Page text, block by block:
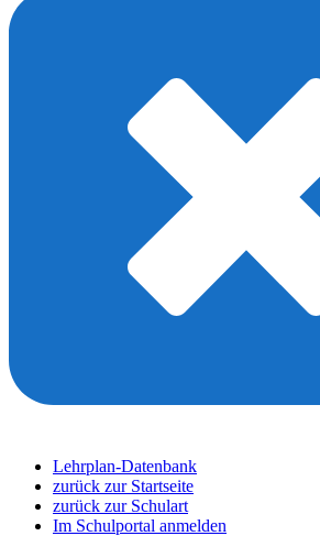
Lehrplan-Datenbank
zurück zur Startseite
zurück zur Schulart
Im Schulportal anmelden